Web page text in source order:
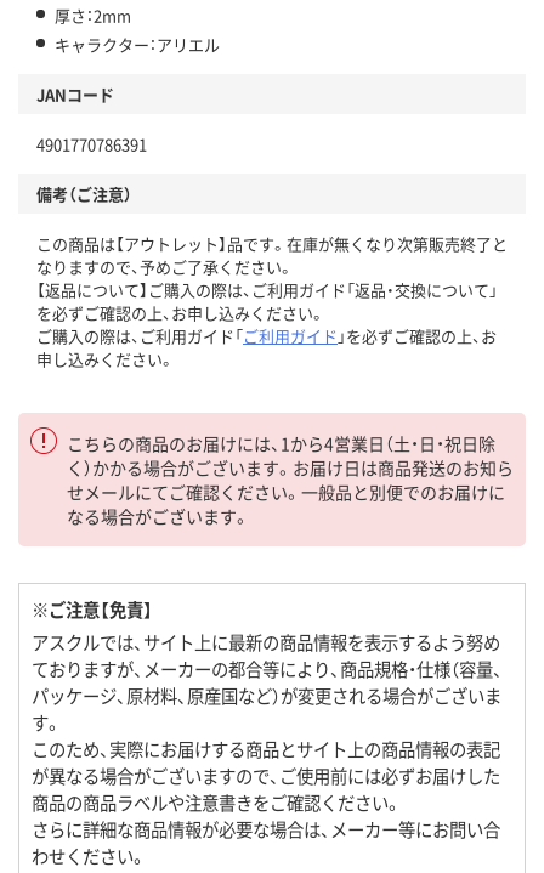
厚さ：2mm
キャラクター：アリエル
JANコード
4901770786391
備考（ご注意）
この商品は【アウトレット】品です。在庫が無くなり次第販売終了と
なりますので、予めご了承ください。
【返品について】ご購入の際は、ご利用ガイド「返品・交換について」
を必ずご確認の上、お申し込みください。
ご購入の際は、ご利用ガイド「ご利用ガイド 」を必ずご確認の上、お
申し込みください。
こちらの商品のお届けには、1から4営業日（土・日・祝日除
く）かかる場合がございます。お届け日は商品発送のお知ら
せメールにてご確認ください。一般品と別便でのお届けに
なる場合がございます。
※ご注意【免責】
アスクルでは、サイト上に最新の商品情報を表示するよう努め
ておりますが、メーカーの都合等により、商品規格・仕様（容量、
パッケージ、原材料、原産国など）が変更される場合がございま
す。
このため、実際にお届けする商品とサイト上の商品情報の表記
が異なる場合がございますので、ご使用前には必ずお届けした
商品の商品ラベルや注意書きをご確認ください。
さらに詳細な商品情報が必要な場合は、メーカー等にお問い合
わせください。